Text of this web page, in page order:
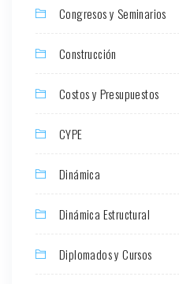
Congresos y Seminarios
Construcción
Costos y Presupuestos
CYPE
Dinámica
Dinámica Estructural
Diplomados y Cursos